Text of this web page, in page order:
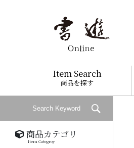
Item Search
商品を探す
商品カテゴリ
Item Categroy